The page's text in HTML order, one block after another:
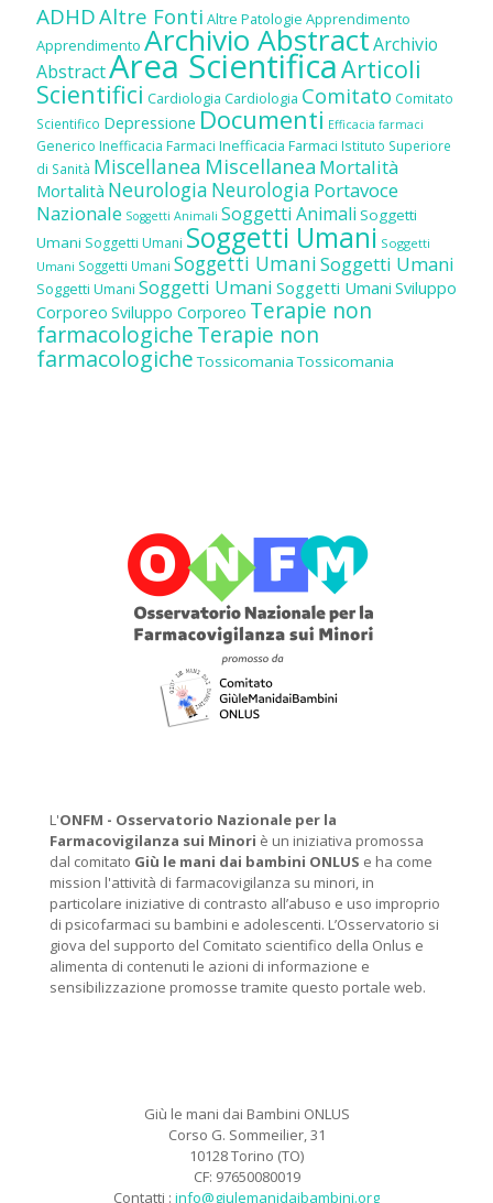
ADHDAltre Fonti Altre Patologie Apprendimento
Apprendimento Archivio AbstractArchivio
AbstractArea ScientificaArticoli
Scientifici Cardiologia Cardiologia Comitato Comitato
Scientifico Depressione Documenti Efficacia farmaci
Generico Inefficacia Farmaci Inefficacia Farmaci Istituto Superiore
di Sanità Miscellanea Miscellanea Mortalità
Mortalità Neurologia Neurologia Portavoce
Nazionale Soggetti Animali Soggetti Animali Soggetti
Umani Soggetti Umani Soggetti Umani Soggetti
Umani Soggetti Umani Soggetti UmaniSoggetti Umani
Soggetti Umani Soggetti Umani Soggetti Umani Sviluppo
Corporeo Sviluppo Corporeo Terapie non
farmacologicheTerapie non
farmacologiche Tossicomania Tossicomania
L'ONFM - Osservatorio Nazionale per la
Farmacovigilanza sui Minori è un iniziativa promossa
dal comitato Giù le mani dai bambini ONLUS e ha come
mission l'attività di farmacovigilanza su minori, in
particolare iniziative di contrasto all’abuso e uso improprio
di psicofarmaci su bambini e adolescenti. L’Osservatorio si
giova del supporto del Comitato scientifico della Onlus e
alimenta di contenuti le azioni di informazione e
sensibilizzazione promosse tramite questo portale web.
Giù le mani dai Bambini ONLUS
Corso G. Sommeilier, 31
10128 Torino (TO)
CF: 97650080019
Contatti : info@giulemanidaibambini.org